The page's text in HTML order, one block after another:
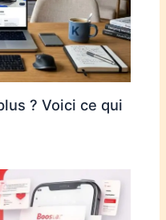
? Voici ce qui